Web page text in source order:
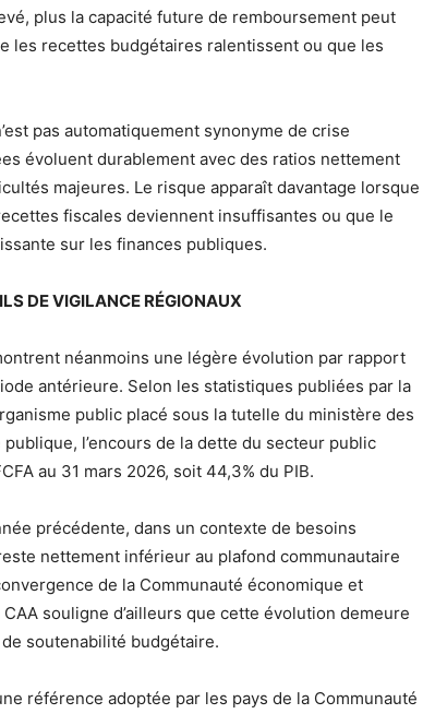
plus la capacité future de remboursement peut
les recettes budgétaires ralentissent ou que les
pas automatiquement synonyme de crise
évoluent durablement avec des ratios nettement
majeures. Le risque apparaît davantage lorsque
fiscales deviennent insuffisantes ou que le
sur les finances publiques.
DE VIGILANCE RÉGIONAUX
néanmoins une légère évolution par rapport
antérieure. Selon les statistiques publiées par la
public placé sous la tutelle du ministère des
l’encours de la dette du secteur public
au 31 mars 2026, soit 44,3% du PIB.
précédente, dans un contexte de besoins
nettement inférieur au plafond communautaire
de la Communauté économique et
souligne d’ailleurs que cette évolution demeure
soutenabilité budgétaire.
référence adoptée par les pays de la Communauté